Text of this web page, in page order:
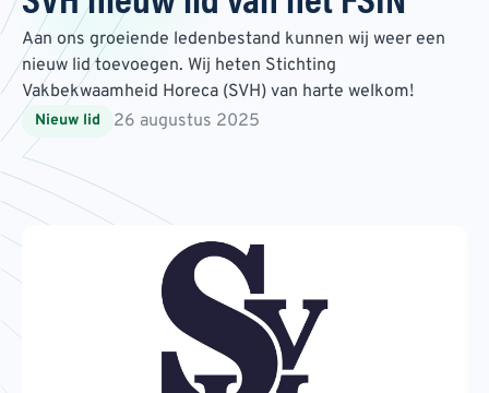
Aan ons groeiende ledenbestand kunnen wij weer een
nieuw lid toevoegen. Wij heten Stichting
Vakbekwaamheid Horeca (SVH) van harte welkom!
Nieuw lid 26 augustus 2025